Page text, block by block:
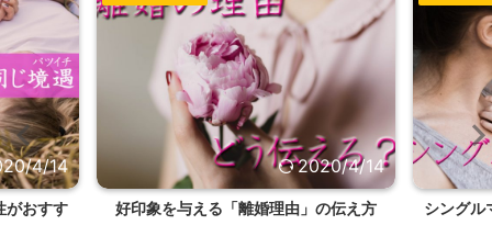
4/14
がおすす
2020/4/14
好印象を与える「離婚理由」の伝え方 シングル